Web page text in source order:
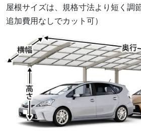
屋根サイズは、規格寸法より短く調
追加費用なしでカット可）